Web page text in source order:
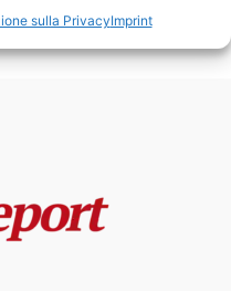
sulla PrivacyImprint